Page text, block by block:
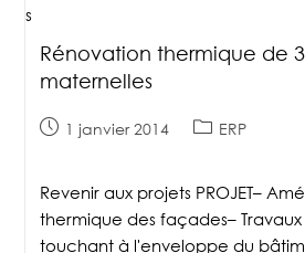
Rénovation thermique de
maternelles
1 janvier 2014 ERP
Revenir aux projets PROJET–
thermique des façades–
touchant à l'enveloppe du